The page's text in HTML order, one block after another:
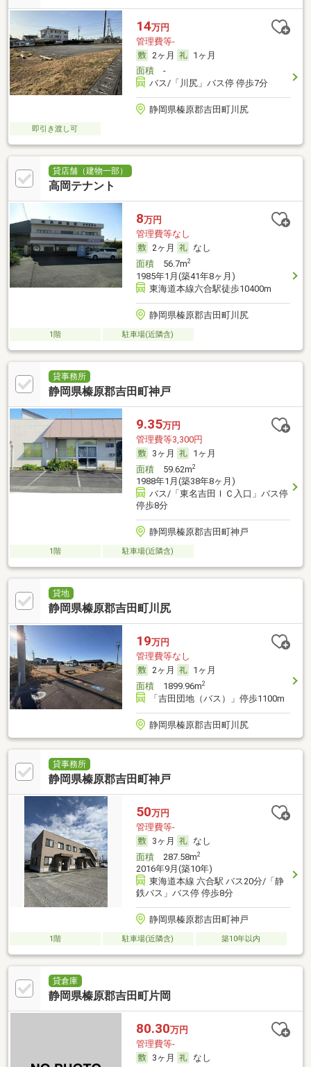
14万円
管理費等-
2ヶ月
1ヶ月
面積-
バス/「川尻」バス停 停歩7分
静岡県榛原郡吉田町川尻
即引き渡し可
貸店舗（建物一部）
高岡テナント
8万円
管理費等なし
2ヶ月
なし
面積56.7m2
1985年1月(築41年8ヶ月)
東海道本線六合駅徒歩10400m
静岡県榛原郡吉田町川尻
1階 駐車場(近隣含)
貸事務所
静岡県榛原郡吉田町神戸
9.35万円
管理費等3,300円
3ヶ月
1ヶ月
面積59.62m2
1988年1月(築38年8ヶ月)
バス/「東名吉田ＩＣ入口」バス停
停歩8分
静岡県榛原郡吉田町神戸
1階 駐車場(近隣含)
貸地
静岡県榛原郡吉田町川尻
19万円
管理費等なし
2ヶ月
1ヶ月
面積1899.96m2
「吉田団地（バス）」停歩1100m
静岡県榛原郡吉田町川尻
貸事務所
静岡県榛原郡吉田町神戸
50万円
管理費等-
3ヶ月
なし
面積287.58m2
2016年9月(築10年)
東海道本線 六合駅 バス20分/「静
鉄バス」バス停 停歩8分
静岡県榛原郡吉田町神戸
1階 駐車場(近隣含) 築10年以内
貸倉庫
静岡県榛原郡吉田町片岡
80.30万円
管理費等-
3ヶ月
なし